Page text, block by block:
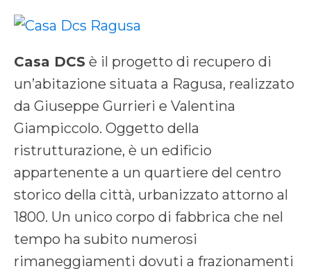
Casa DCS è il progetto di recupero di
un’abitazione situata a Ragusa, realizzato
da Giuseppe Gurrieri e Valentina
Giampiccolo. Oggetto della
ristrutturazione, è un edificio
appartenente a un quartiere del centro
storico della città, urbanizzato attorno al
1800. Un unico corpo di fabbrica che nel
tempo ha subito numerosi
rimaneggiamenti dovuti a frazionamenti